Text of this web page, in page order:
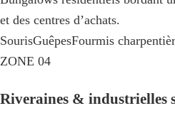
et des centres d’achats.
SourisGuêpesFourmis
ZONE 04
Riveraines & industrielles